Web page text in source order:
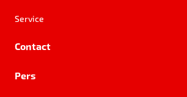
Service
Contact
Pers